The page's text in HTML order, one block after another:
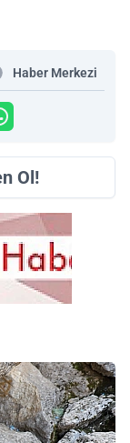
Haber Merkezi
Ol!